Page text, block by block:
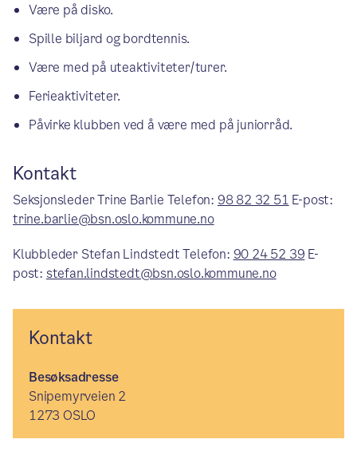
Være på disko.
Spille biljard og bordtennis.
Være med på uteaktiviteter/turer.
Ferieaktiviteter.
Påvirke klubben ved å være med på juniorråd.
Kontakt
Seksjonsleder Trine Barlie Telefon: 98 82 32 51 E-post:
trine.barlie@bsn.oslo.kommune.no
Klubbleder Stefan Lindstedt Telefon: 90 24 52 39 E-
post: stefan.lindstedt@bsn.oslo.kommune.no
Kontakt
Besøksadresse
Snipemyrveien 2
1273 OSLO